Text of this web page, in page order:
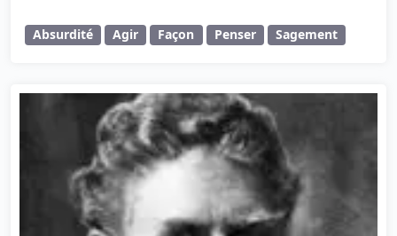
Absurdité Agir Façon Penser Sagement